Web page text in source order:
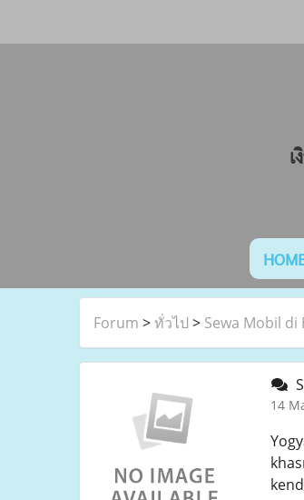
Forum >ทั่วไป > Sewa Mobil di
14